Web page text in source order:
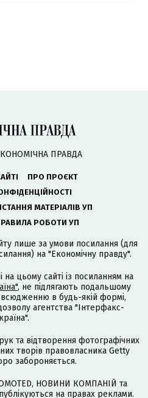
ПРАВДА
ПРО ПРОЄКТ
МАТЕРІАЛІВ УП
РОБОТИ УП
лише за умови посилання (для
на "Економічну правду".
на цьому сайті із посиланням на
, не підлягають подальшому
в будь-якій формі,
агентства "Інтерфакс-
та відтворення фотографічних
творів правовласника Getty
забороняється.
НОВИНИ КОМПАНІЙ та
на правах реклами.